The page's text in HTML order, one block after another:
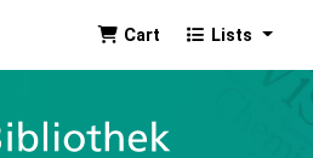
Cart Lists